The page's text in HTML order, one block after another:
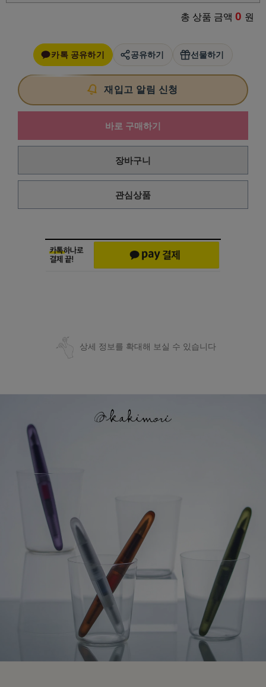
총 상품 금액 0 원
카톡 공유하기 공유하기 선물하기
재입고 알림 신청
바로 구매하기
장바구니
관심상품
상세 정보를 확대해 보실 수 있습니다